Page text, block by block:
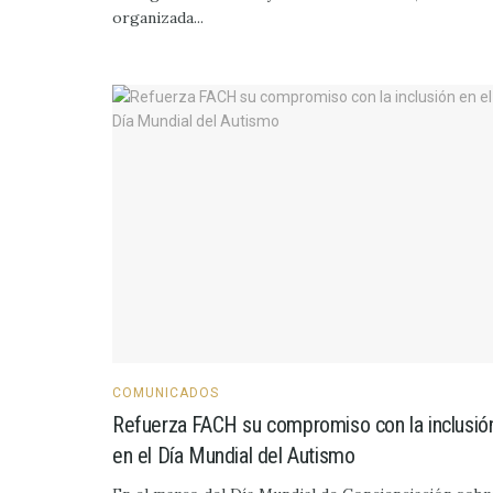
organizada...
COMUNICADOS
Refuerza FACH su compromiso con la
en el Día Mundial del Autismo